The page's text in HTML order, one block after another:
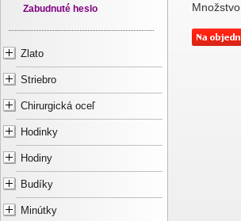
Zabudnuté heslo
Zlato
Striebro
Chirurgická oceľ
Hodinky
Hodiny
Budíky
Minútky
Množstvo